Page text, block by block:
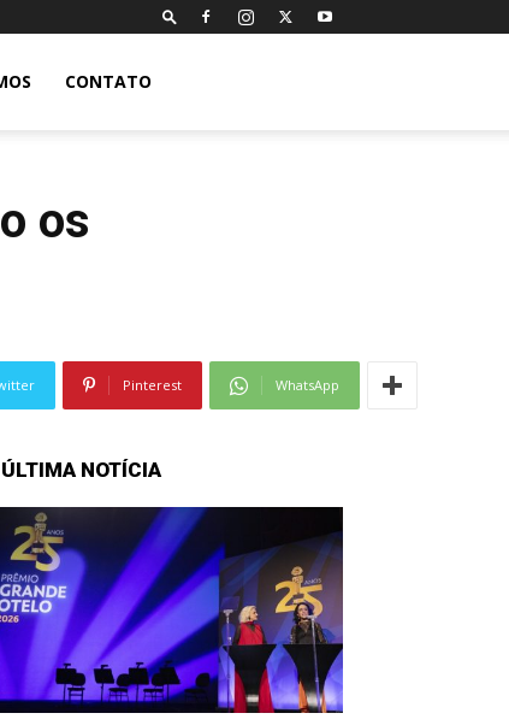
CONTATO
os
Pinterest WhatsApp
ÚLTIMA NOTÍCIA